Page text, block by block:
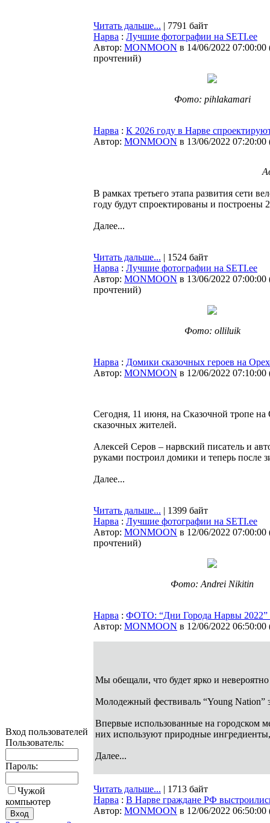
Вход пользователей
Пользователь:
Пароль:
Чужой
компьютер
Читать дальше... | 7791 байт
Нарва : Лучшие фотографии на SETI.ee
Автор: MONMOON в 14/06/2022 07:00:00
прочтений)
Фото: pihlakamari
Нарва : К 2026 году в Нарве
Автор: MONMOON в 13/06/2022 07:20:00
В рамках третьего этапа развития сети
году будут спроектированы и построены
Далее...
Читать дальше... | 1524 байт
Нарва : Лучшие фотографии на SETI.ee
Автор: MONMOON в 13/06/2022 07:00:00
прочтений)
Фото: olliluik
Нарва : Домики сказочных героев на
Автор: MONMOON в 12/06/2022 07:10:00
Сегодня, 11 июня, на Сказочной тропе
сказочных жителей.
Алексей Серов – нарвский писатель и
руками построил домики и теперь после
Далее...
Читать дальше... | 1399 байт
Нарва : Лучшие фотографии на SETI.ee
Автор: MONMOON в 12/06/2022 07:00:00
прочтений)
Фото: Andrei Nikitin
Нарва : ФОТО: “Дни Города Нарвы 2022”
Автор: MONMOON в 12/06/2022 06:50:00
Мы обещали, что будет ярко и
Молодежный фествиваль “Young Nation”
Впервые использованные на городском
них используют природные
Далее...
Читать дальше... | 1713 байт
Нарва : В Нарве граждане РФ
Автор: MONMOON в 12/06/2022 06:50:00